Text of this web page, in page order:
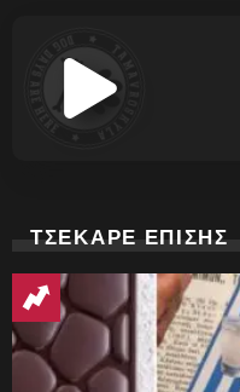
ΤΣΕΚΑΡΕ ΕΠΙΣΗΣ